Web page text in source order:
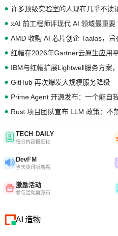
许多顶级实验室的人现在几乎不读
xAI 前工程师评现代 AI 领域最重要
红帽在2026年Gartner云原生应用
GitHub 再次爆发大规模服务降级
TECH DAILY
每日内容报纸化
DevFM
当天资讯听着看
激励活动
参与活动赢源石
AI 造物